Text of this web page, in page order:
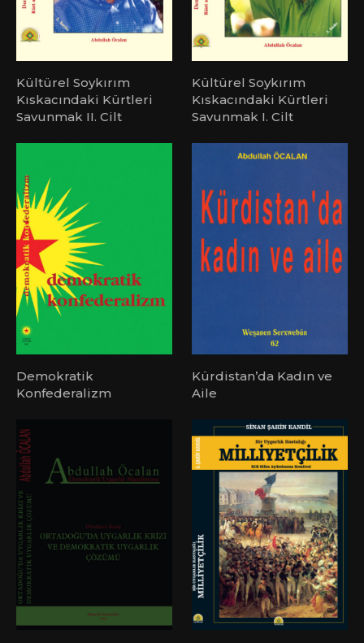
Kültürel Soykırım
Kıskacındaki Kürtleri
Savunmak II. Cilt
Kültürel Soykırım
Kıskacındaki Kürtleri
Savunmak I. Cilt
Demokratik
Konfederalizm
Kürdistan’da Kadın ve
Aile